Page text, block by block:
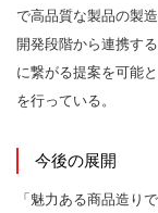
で高品質な製品の製
開発段階から連携す
に繋がる提案を可能
を行っている。
今後の展開
「魅力ある商品造り